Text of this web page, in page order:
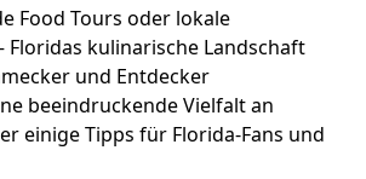
Food Tours oder lokale
Floridas kulinarische Landschaft
und Entdecker
beeindruckende Vielfalt an
einige Tipps für Florida-Fans und